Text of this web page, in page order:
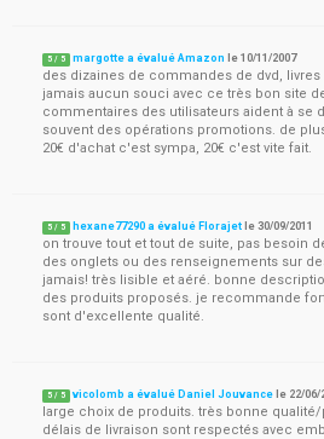
5 / 5 margotte a évalué Amazon le10/11/2007
des dizaines de commandes de dvd, livres
jamais aucun souci avec ce très bon site
commentaires des utilisateurs aident à se
souvent des opérations promotions. de
20€ d'achat c'est sympa, 20€ c'est vite fait.
5 / 5 hexane77290 a évalué Florajet le30/09/2011
on trouve tout et tout de suite, pas besoin
des onglets ou des renseignements sur
jamais! très lisible et aéré. bonne
des produits proposés. je recommande
sont d'excellente qualité.
5 / 5 vicolomb a évalué Daniel Jouvance le 22/06/
large choix de produits. très bonne qualité/
délais de livraison sont respectés avec